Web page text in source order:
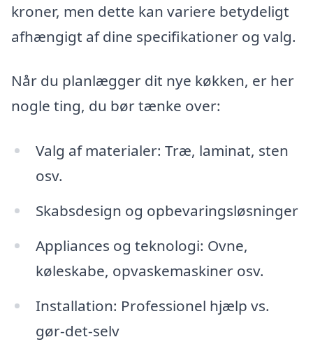
kroner, men dette kan variere betydeligt
afhængigt af dine specifikationer og valg.
Når du planlægger dit nye køkken, er her
nogle ting, du bør tænke over:
Valg af materialer: Træ, laminat, sten
osv.
Skabsdesign og opbevaringsløsninger
Appliances og teknologi: Ovne,
køleskabe, opvaskemaskiner osv.
Installation: Professionel hjælp vs.
gør-det-selv